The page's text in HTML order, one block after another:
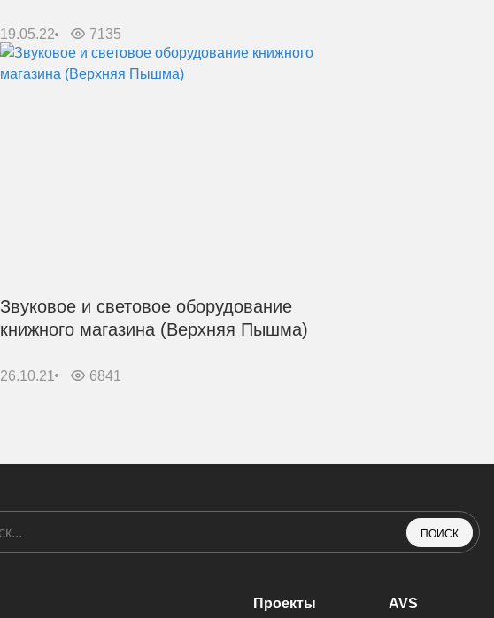
19.05.22 7135
Звуковое и световое оборудование
книжного магазина (Верхняя Пышма)
26.10.21 6841
ПОИСК
Проекты AVS